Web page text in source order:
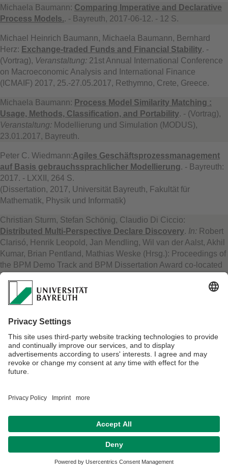
Michaela Baumann: Comparing Imperative and Declarative
Process Models.. - Bayreuth, 2017-06-12. - 12 S.
Michael Heinrich Baumann, Michaela Baumann, Bernhard
Herz: Exchange-traded Funds and Financial Stability. -
(Vortrag), Veranstaltung: 21st Annual International Conference
on Macroeconomic Analysis and International Finance
(ICMAIF) 2017, 25.-27.05.2017, Rethymno, Crete, Greece.
Michaela Baumann: Process Model Similarity Matching :
Usage, Methods, Classification, and Portability. - (Vortrag),
Veranstaltung: Modellierung und Simulation (MODUS),
23.01.2017, Bayreuth.
Peter C. Wiedmann:Agiles Geschäftsprozessmanagement
auf Basis gebrauchssprachlicher Modellierung. - Bayreuth:
2017. - LXXII, 264 S.
(Dissertation, 2017, Universität Bayreuth, Fakultät für
Mathematik, Physik und Informatik)
Christian Sturm, Stefan Schönig, Claudio Di Ciccio:
Distributed Multi-Perspective Declare Discovery. In: Robert
Clarisó, Henrik Leopold, Jan Mendling, Wil van der Aalst, Akhil
Kumar, Brian Pentland, Mathias Weske (Hrsg.): Proceedings of
the BPM Demo Track and BPM Dissertation Award co-located
with 15th International Conference on Business Process
Management (BPM 2017). - Barcelona : 2017.
Stefan Schönig, Lars Ackermann, Stefan Jablonski:
Navigator 2.0: Multi-Perspective Declarative Process
Wil van der Aalst, Akhil Kumar, Brian Pentland, Mathias Weske
(Hrsg.): Proceedings of the BPM Demo Track and BPM
Dissertation Award co-located with 15th International
Conference on Business Process Management (BPM 2017). -
Schönig, Stefan Jablonski:The Process Checklist : Paper-
based Enactment of Human-driven Processes
Enterprise Modelling and Information Systems Architectures,12
(2017). - S. 1-42.
doi:10.18417/emisa.12.1